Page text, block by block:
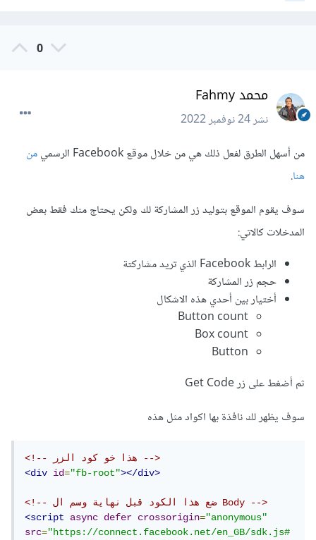
0
محمد Fahmy
نشر24 نوفمبر 2022
من أسهل الطرق لفعل ذلك هي من خلال موقع Facebook الرسمي
من
هنا.
سوف يقوم الموقع بتوليد زر المشاركة لك ولكن يحتاج منك فقط بعض
المدخلات كالاتي:
الرابط Facebook الذي تريد مشاركتة
حجم زر المشاركة
أختيار بين أحدي هذه الاشكال
Button count
Box count
Button
ثم أضغط على زر Get Code
سوف يظهر لك نافذة بها اكواد مثل هذه
<!-- هذا خو كود الزر -->
<div
id="fb-root"></div>
<!-- ضع هذا الكود قبل نهاية وسم ال Body -->
<script
async defer crossorigin="anonymous"
src="https://connect.facebook.net/en_GB/sdk.js#